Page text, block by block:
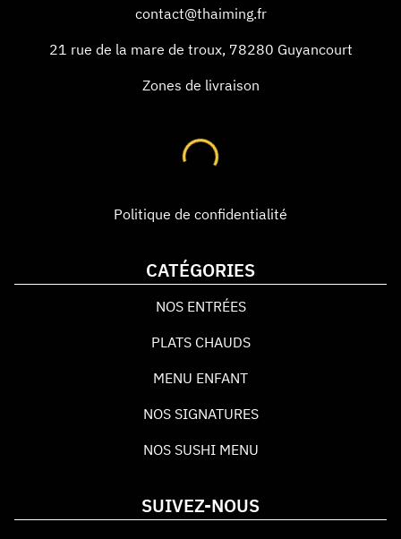
contact@thaiming.fr
21 rue de la mare de troux, 78280 Guyancourt
Zones de livraison
Politique de confidentialité
CATÉGORIES
NOS ENTRÉES
PLATS CHAUDS
MENU ENFANT
NOS SIGNATURES
NOS SUSHI MENU
SUIVEZ-NOUS